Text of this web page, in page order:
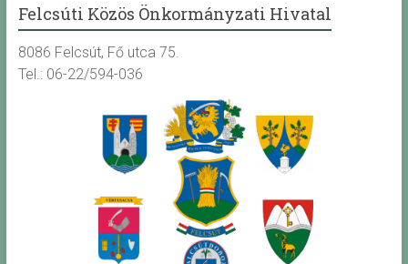
Felcsúti Közös Önkormányzati Hivatal
8086 Felcsút, Fő utca 75.
Tel.: 06-22/594-036